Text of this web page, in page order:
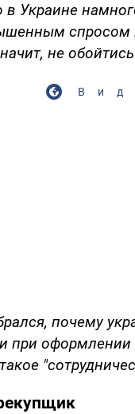
в Украине
спросом
не
почему
при оформлении